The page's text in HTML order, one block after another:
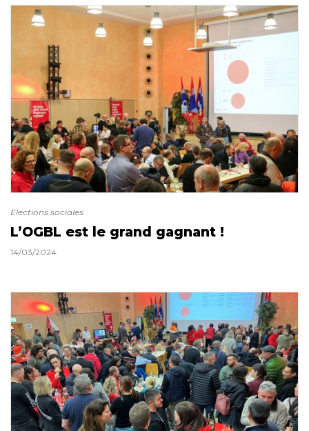
Elections sociales
L’OGBL est le grand gagnant !
14/03/2024